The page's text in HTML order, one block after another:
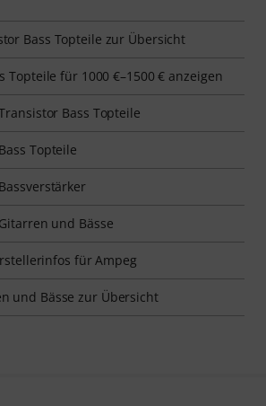
Bass Topteile zur Übersicht
Topteile für 1000 €–1500 € anzeigen
Bass Topteile
Topteile
und Bässe
für Ampeg
und Bässe zur Übersicht